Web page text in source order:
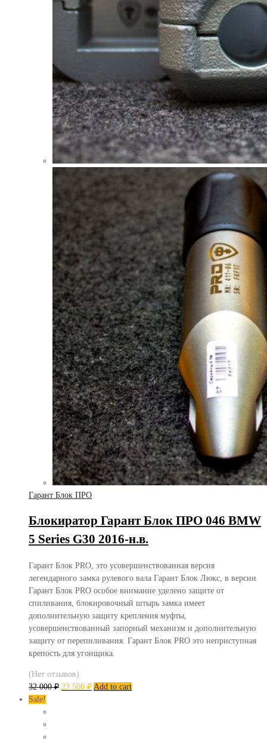
Гарант Блок ПРО
Блокиратор Гарант Блок ПРО 046 BMW
5 Series G30 2016-н.в.
Гарант Блок PRO, это усовершенствованная версия
легендарного замка рулевого вала Гарант Блок Люкс, в версии
Гарант Блок PRO особое внимание уделено защите от
спиливания, блокировочный штырь замка имеет
дополнительную защиту крепления муфты,
усовершенствованный запорный механизм и дополнительную
защиту от перепиливания. Гарант Блок PRO это неприступная
крепость для угонщика.
(Нет отзывов)
32 000₽ 23 500 ₽ Add to cart
Sale!